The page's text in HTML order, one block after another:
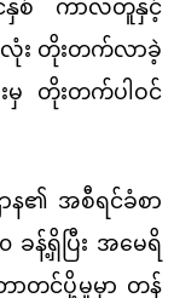
နှစ် ကာလတူနှင့်
လုံး တိုးတက်လာခဲ့
တိုးတက်ပါဝင်
ာန၏ အစီရင်ခံစာ
ခန့်ရှိပြီး အမေရိ
ဘာတင်ပို့မှုမှာ တန်